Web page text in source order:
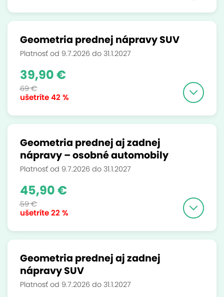
Geometria prednej nápravy SUV
Platnosť od 9.7.2026 do 31.1.2027
ušetríte42 %
39,90 €
69 €
Geometria prednej aj zadnej
nápravy – osobné automobily
Platnosť od 9.7.2026 do 31.1.2027
ušetríte22 %
45,90 €
59 €
Geometria prednej aj zadnej
nápravy SUV
Platnosť od 9.7.2026 do 31.1.2027